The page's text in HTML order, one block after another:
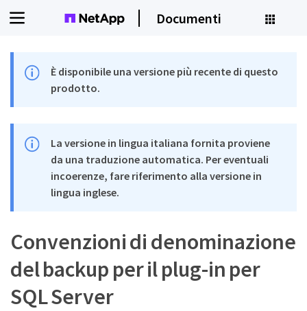
Documenti
È disponibile una versione più recente di questo
prodotto.
La versione in lingua italiana fornita proviene
da una traduzione automatica. Per eventuali
incoerenze, fare riferimento alla versione in
lingua inglese.
Convenzioni di denominazione
del backup per il plug-in per
SQL Server